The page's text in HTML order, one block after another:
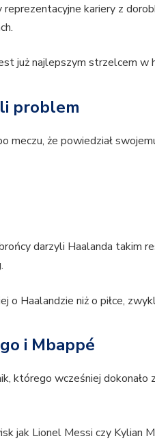
kariery z
już najlepszym strzelcem w
problem
meczu, że powiedział
darzyli Haalanda takim
o Haalandzie niż o piłce,
i Mbappé
którego wcześniej dokonało
jak Lionel Messi czy Kylian